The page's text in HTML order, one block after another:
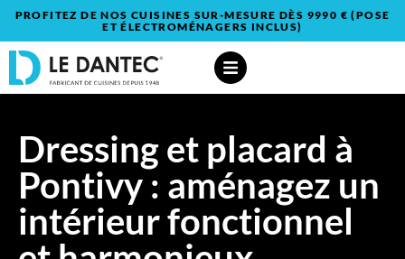
PROFITEZ DE NOS CUISINES SUR-MESURE DÈS 9990 € (POSE
ET ÉLECTROMÉNAGERS INCLUS)
Dressing et placard à
Pontivy : aménagez un
intérieur fonctionnel